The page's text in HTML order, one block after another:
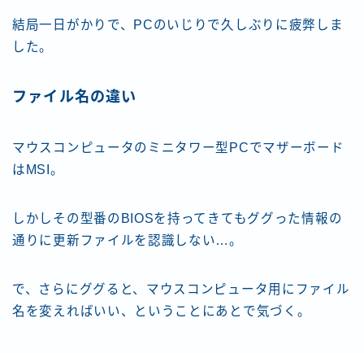
結局一日がかりで、PCのいじりで久しぶりに疲弊しま
した。
ファイル名の違い
マウスコンピュータのミニタワー型PCでマザーボード
はMSI。
しかしその型番のBIOSを持ってきてもググった情報の
通りに更新ファイルを認識しない…。
で、さらにググると、マウスコンピュータ用にファイル
名を変えればいい、ということにあとで気づく。